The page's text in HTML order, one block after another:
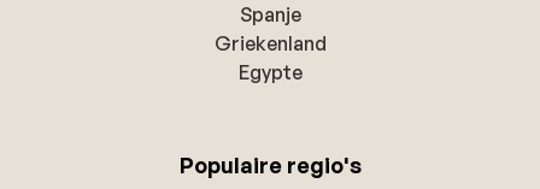
Spanje
Griekenland
Egypte
Populaire regio's